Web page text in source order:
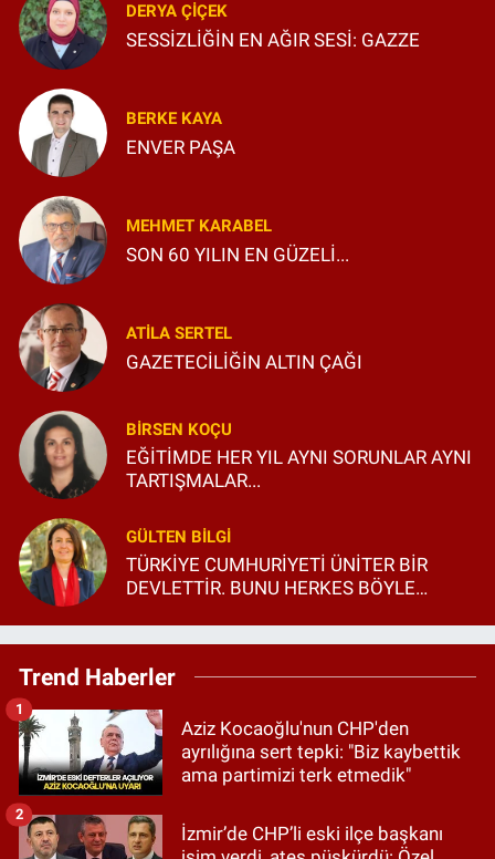
DERYA ÇIÇEK
SESSİZLİĞİN EN AĞIR SESİ: GAZZE
BERKE KAYA
ENVER PAŞA
MEHMET KARABEL
SON 60 YILIN EN GÜZELİ...
ATILA SERTEL
GAZETECİLİĞİN ALTIN ÇAĞI
BIRSEN KOÇU
EĞİTİMDE HER YIL AYNI SORUNLAR AYNI
TARTIŞMALAR...
GÜLTEN BILGI
TÜRKİYE CUMHURİYETİ ÜNİTER BİR
DEVLETTİR. BUNU HERKES BÖYLE
Trend Haberler
Aziz Kocaoğlu'nun CHP'den
ayrılığına sert tepki: "Biz kaybettik
ama partimizi terk etmedik"
1
İzmir’de CHP’li eski ilçe başkanı
2